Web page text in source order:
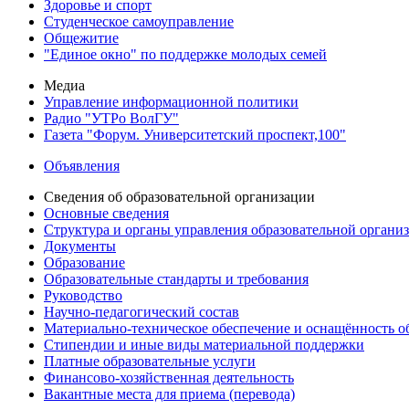
Здоровье и спорт
Студенческое самоуправление
Общежитие
"Единое окно" по поддержке молодых семей
Медиа
Управление информационной политики
Радио "УТРо ВолГУ"
Газета "Форум. Университетский проспект,100"
Объявления
Сведения об образовательной организации
Основные сведения
Структура и органы управления образовательной
Документы
Образование
Образовательные стандарты и требования
Руководство
Научно-педагогический состав
Материально-техническое обеспечение и оснащённость
Стипендии и иные виды материальной поддержки
Платные образовательные услуги
Финансово-хозяйственная деятельность
Вакантные места для приема (перевода)